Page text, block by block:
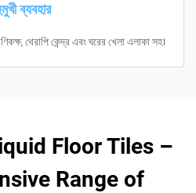
ব্যবহার
থেরাপি কেন্দ্র এবং ঘরের খেলা এলাকা সহ।
Floor Tiles –
Range of